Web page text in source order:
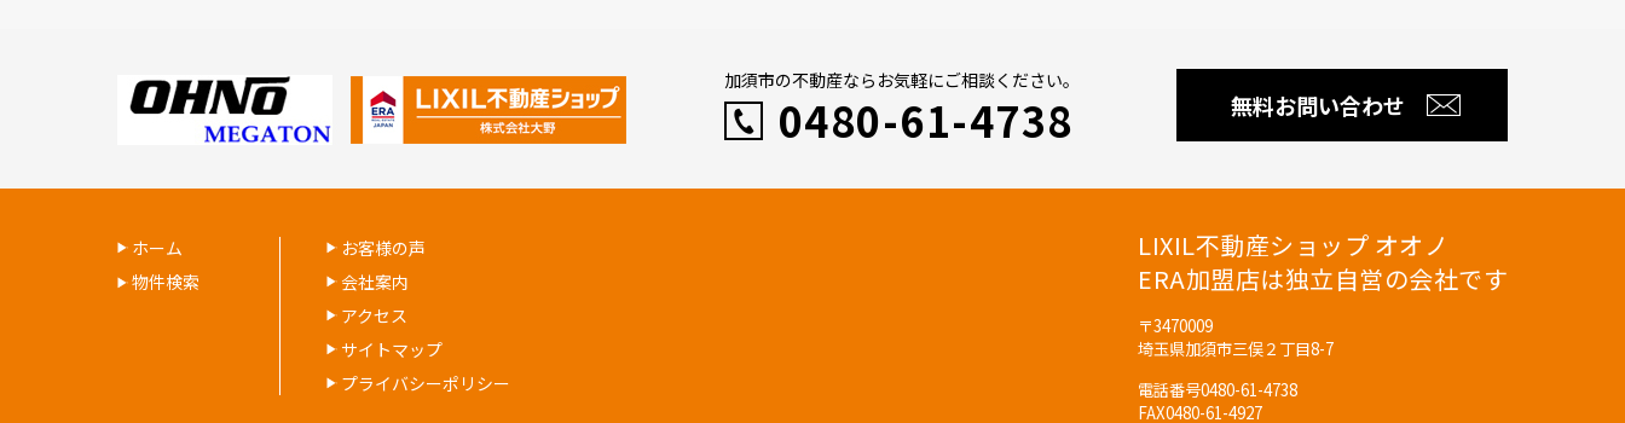
加須市の不動産ならお気軽にご相談ください。
0480-61-4738 無料お問い合わせ
ホーム
物件検索
お客様の声
会社案内
アクセス
サイトマップ
プライバシーポリシー
LIXIL不動産ショップ オオノ
ERA加盟店は独立自営の会社です
〒3470009
埼玉県加須市三俣２丁目8-7
電話番号0480-61-4738
FAX0480-61-4927